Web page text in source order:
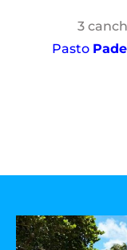
3
Pasto